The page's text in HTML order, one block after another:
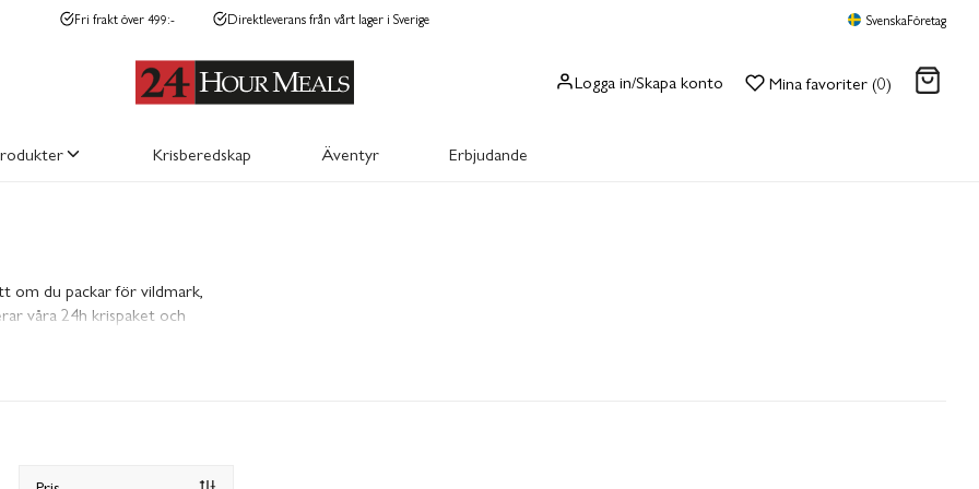
Fri frakt över 499:- Direktleverans från vårt lager i Sverige SvenskaFöretag
Logga in/Skapa konto Mina favoriter (0)
Krisberedskap Äventyr Erbjudande
om du packar för vildmark,
våra 24h krispaket och
andra som vet att det